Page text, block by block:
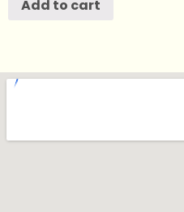
Add to cart